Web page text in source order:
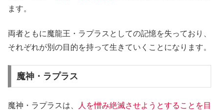
ます。
両者ともに魔龍王・ラプラスとしての記憶を失っており、
それぞれが別の目的を持って生きていくことになります。
魔神・ラプラス
魔神・ラプラスは、
人を憎み絶滅させようとすることを目